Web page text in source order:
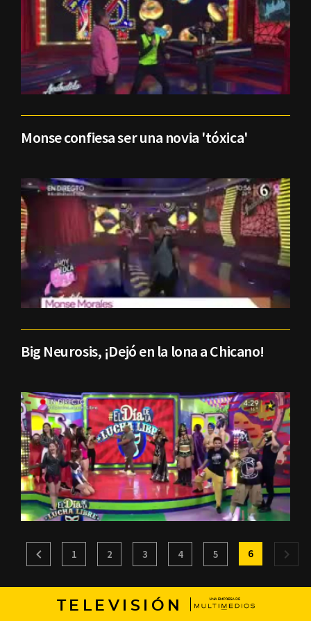
Monse confiesa ser una novia 'tóxica'
Big Neurosis, ¡Dejó en la lona a Chicano!
1 2 3 4 5 6
TELEVISIÓN